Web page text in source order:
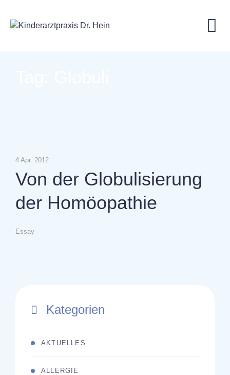
content
4 Apr. 2012
Von der Globulisierung
der Homöopathie
Essay
Kategorien
AKTUELLES
ALLERGIE